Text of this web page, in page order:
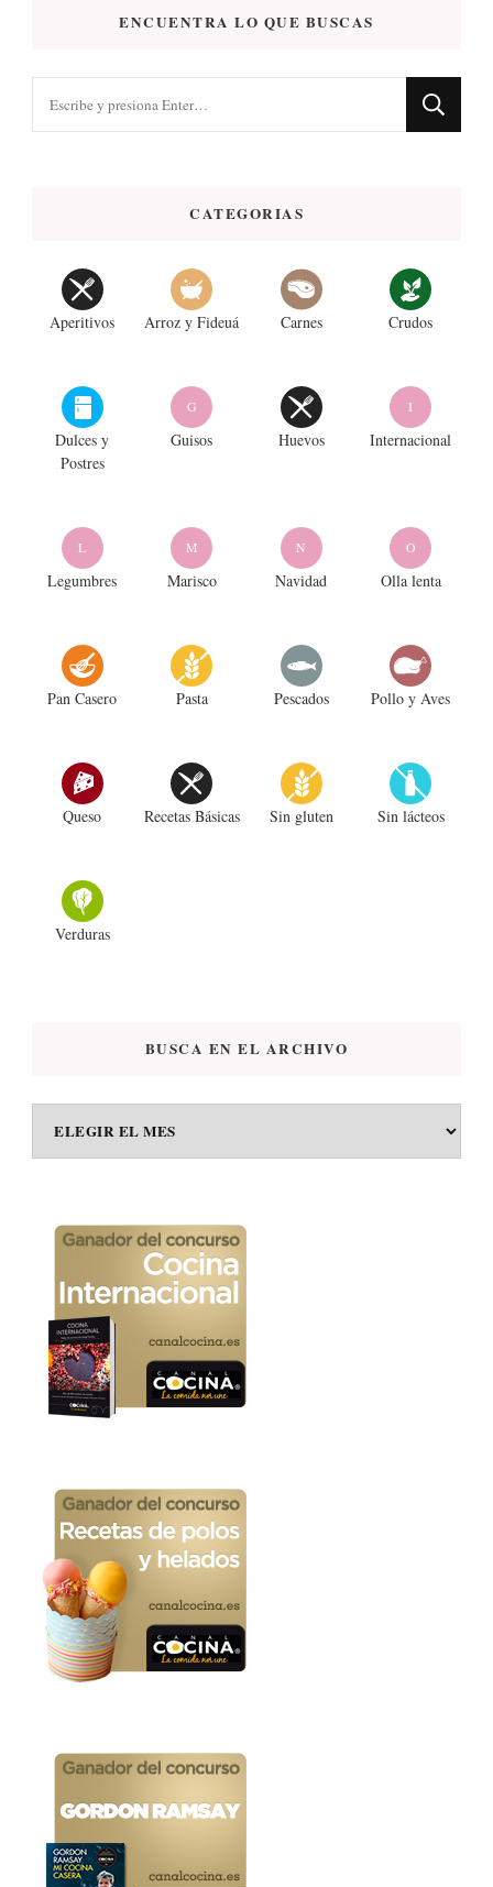
ENCUENTRA LO QUE BUSCAS
CATEGORIAS
Aperitivos Arroz y Fideuá Carnes Crudos
Dulces y
Postres
G
Guisos Huevos
I
Internacional
L
Legumbres
M
Marisco
N
Navidad
O
Olla lenta
Pan Casero Pasta Pescados Pollo y Aves
Queso Recetas Básicas Sin gluten Sin lácteos
Verduras
BUSCA EN EL ARCHIVO